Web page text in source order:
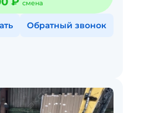
смена
Обратный звонок